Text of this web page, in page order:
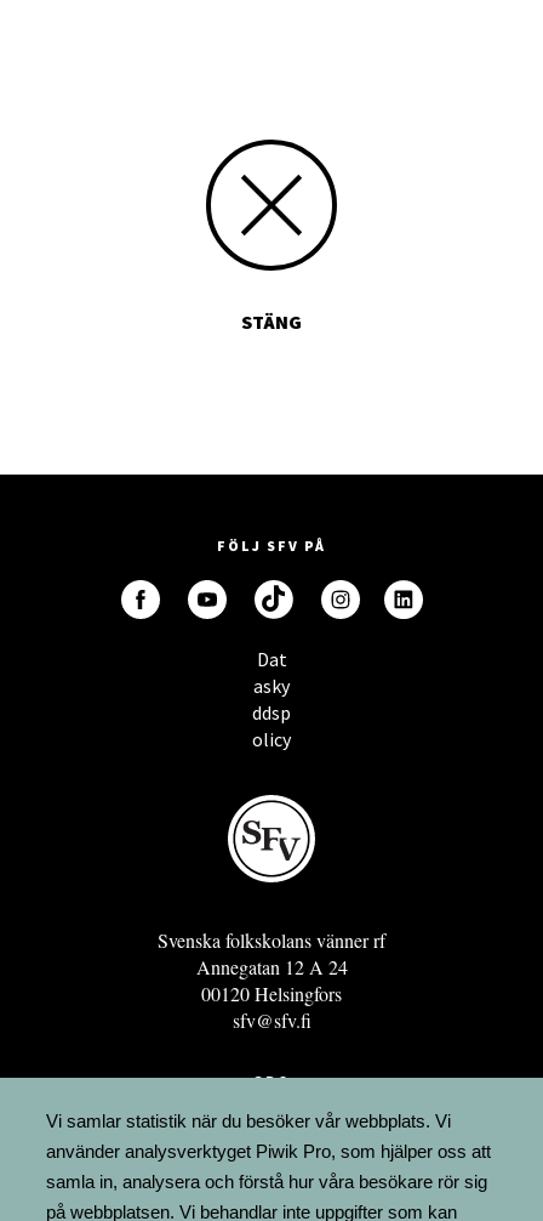
STÄNG
FÖLJ SFV PÅ
Dat
asky
ddsp
olicy
Svenska folkskolans vänner rf
Annegatan 12 A 24
00120 Helsingfors
sfv@sfv.fi
GRO
FÖRENINGSRESURSEN
MINNESRUNOR.FI
UPPSLAGSVERKET FINLAND
Vi samlar statistik när du besöker vår webbplats. Vi
använder analysverktyget Piwik Pro, som hjälper oss att
samla in, analysera och förstå hur våra besökare rör sig
på webbplatsen. Vi behandlar inte uppgifter som kan